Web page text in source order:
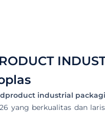
industrial
yang berkualitas dan